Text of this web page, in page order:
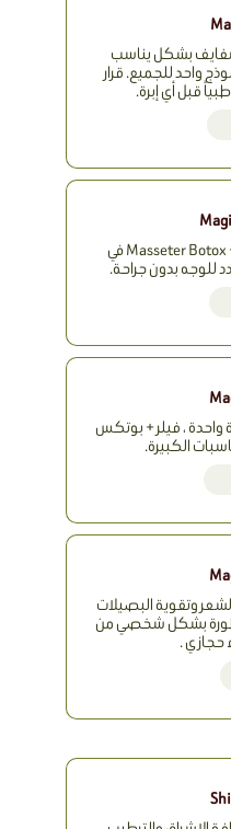
بشكل يناسب
واحد للجميع. قرار
قبل أي إبرة.
تحديد الفك والذقن ، فيلر + Masseter Botox في
للوجه بدون جراحة.
، فيلر + بوتكس
الكبيرة.
وتقوية البصيلات
بشكل شخصي من
حجازي .